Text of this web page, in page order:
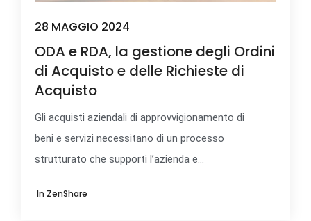
28 MAGGIO 2024
ODA e RDA, la gestione degli Ordini
di Acquisto e delle Richieste di
Acquisto
Gli acquisti aziendali di approvvigionamento di
beni e servizi necessitano di un processo
strutturato che supporti l’azienda e...
In ZenShare